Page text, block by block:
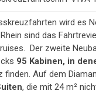
wird es
sind das
Der zweite
95 Kabinen, in
finden. Auf dem
, die mit 24 m²